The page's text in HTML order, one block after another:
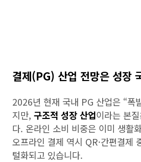
결제(PG) 산업 전망은 성장
2026년 현재 국내 PG 산업은 “폭
지만, 구조적 성장 산업이라는 본
다. 온라인 소비 비중은 이미 생활
오프라인 결제 역시 QR·간편결제
털화되고 있습니다.